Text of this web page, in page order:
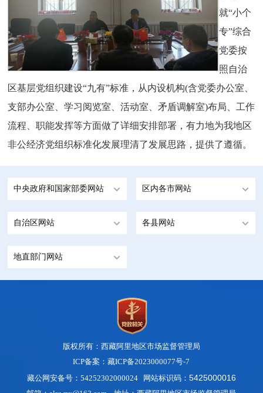
就“小个
专”综合
党委按
照自治
区基层党组织建设“九有”标准，从内设机构(含党委办公室、
支部办公室、学习阅览室、活动室、矛盾调解室)布局、工作
流程、职能发挥等方面做了详细安排部署，有力地为我地区
非公经济党组织标准化发展理清了发展思路，提供了遵循。
中央政府和国家部委网站 区内各市网站
自治区网站 各县网站
地直部门网站
版权所有：西藏阿里地区市场监督管理局
ICP备案：藏ICP备2023000077号-7
藏公网安备号：54252302000024 网站标识码： 5425000016